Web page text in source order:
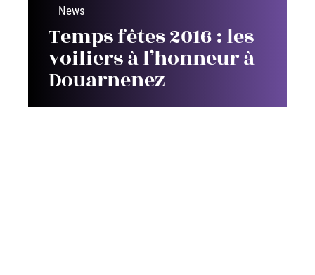
News
Temps fêtes 2016 : les
voiliers à l’honneur à
Douarnenez